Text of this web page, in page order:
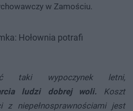
w Zamościu.
Hołownia potrafi
taki wypoczynek letni,
ludzi dobrej woli. Koszt
z niepełnosprawnościami jest